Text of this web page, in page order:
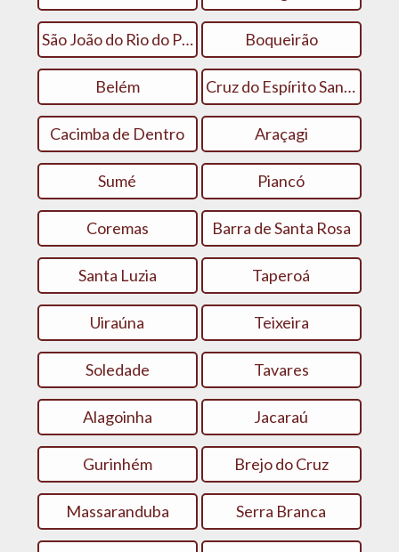
São João do Rio do Peixe Boqueirão
Belém Cruz do Espírito Santo
Cacimba de Dentro Araçagi
Sumé Piancó
Coremas Barra de Santa Rosa
Santa Luzia Taperoá
Uiraúna Teixeira
Soledade Tavares
Alagoinha Jacaraú
Gurinhém Brejo do Cruz
Massaranduba Serra Branca